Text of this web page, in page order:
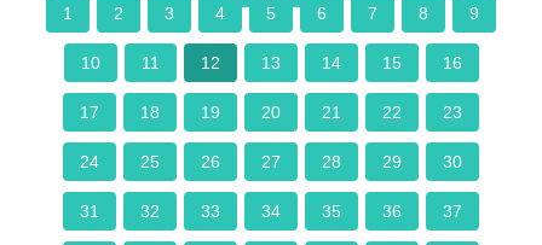
1
2 3 4 5 6 7 8 9
10 11 12 13 14 15 16
17 18 19 20 21 22 23
24 25 26 27 28 29 30
31 32 33 34 35 36 37